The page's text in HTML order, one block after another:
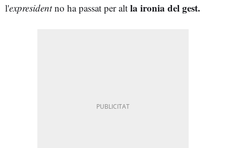
l'expresidentno ha passat per alt la ironia del gest.